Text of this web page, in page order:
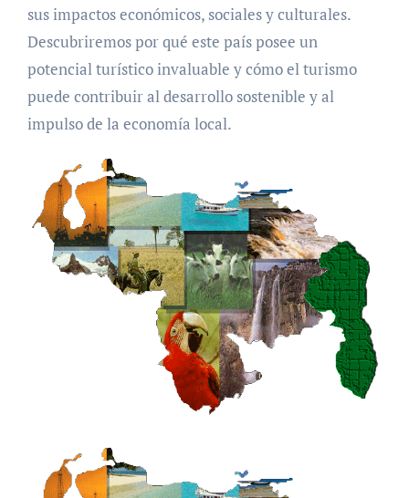
sus impactos económicos, sociales y culturales.
Descubriremos por qué este país posee un
potencial turístico invaluable y cómo el turismo
puede contribuir al desarrollo sostenible y al
impulso de la economía local.